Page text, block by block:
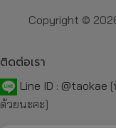
Copyright ©
ติดต่อเรา
Line ID : @taokae
ด้วยนะคะ]